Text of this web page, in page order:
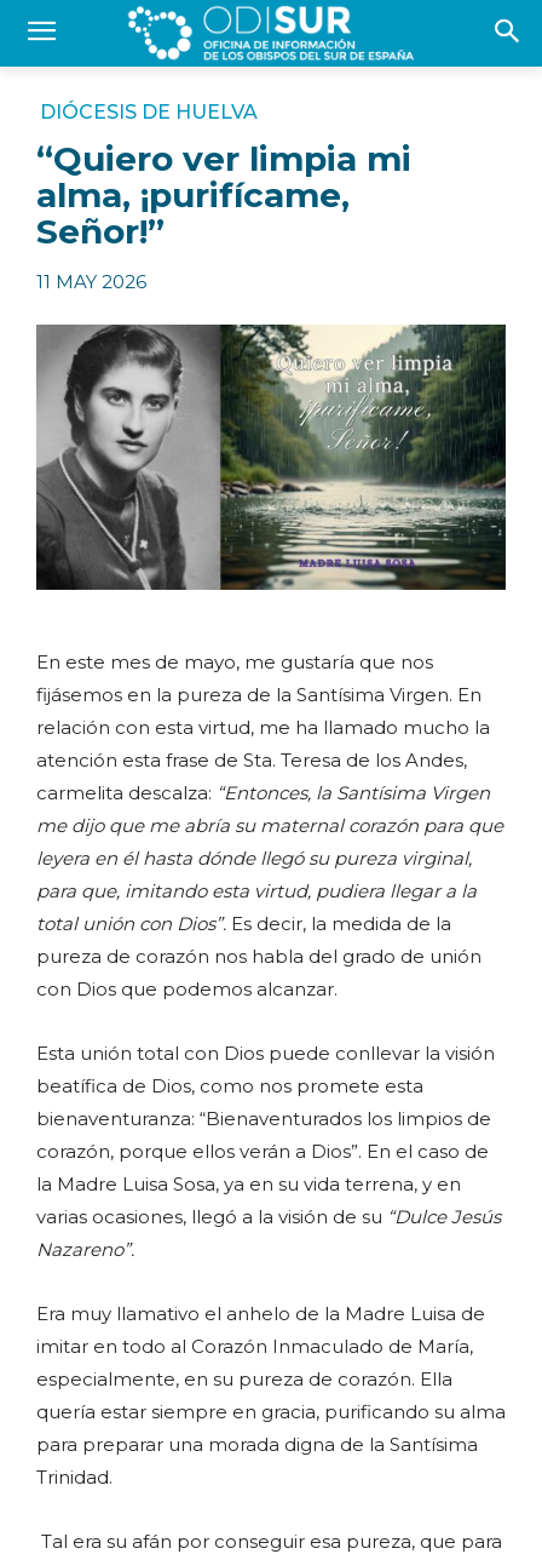
DIÓCESIS DE HUELVA
“Quiero ver limpia mi
alma, ¡purifícame,
Señor!”
11 MAY 2026
En este mes de mayo, me gustaría que nos
fijásemos en la pureza de la Santísima Virgen. En
relación con esta virtud, me ha llamado mucho la
atención esta frase de Sta. Teresa de los Andes,
carmelita descalza: “Entonces, la Santísima Virgen
me dijo que me abría su maternal corazón para que
leyera en él hasta dónde llegó su pureza virginal,
para que, imitando esta virtud, pudiera llegar a la
total unión con Dios”. Es decir, la medida de la
pureza de corazón nos habla del grado de unión
con Dios que podemos alcanzar.
Esta unión total con Dios puede conllevar la visión
beatífica de Dios, como nos promete esta
bienaventuranza: “Bienaventurados los limpios de
corazón, porque ellos verán a Dios”. En el caso de
la Madre Luisa Sosa, ya en su vida terrena, y en
varias ocasiones, llegó a la visión de su “Dulce Jesús
Nazareno”.
Era muy llamativo el anhelo de la Madre Luisa de
imitar en todo al Corazón Inmaculado de María,
especialmente, en su pureza de corazón. Ella
quería estar siempre en gracia, purificando su alma
para preparar una morada digna de la Santísima
Trinidad.
Tal era su afán por conseguir esa pureza, que para